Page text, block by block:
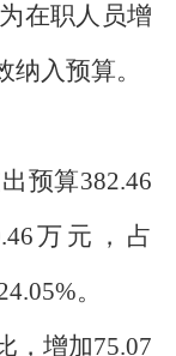
在职人员增
入预算。
预算382.46
万元，占
。
增加75.07